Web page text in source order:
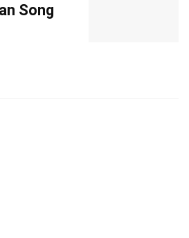
Song